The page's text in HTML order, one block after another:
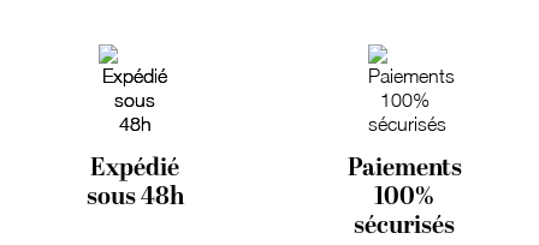
Expédié
sous 48h
Paiements
100%
sécurisés